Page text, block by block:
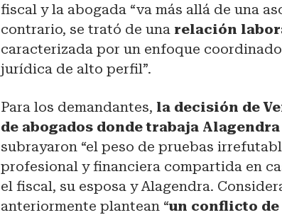
fiscal y la abogada “va más allá de una
contrario, se trató de una relación
caracterizada por un enfoque
jurídica de alto perfil”.
Para los demandantes, la decisión de
de abogados donde trabaja
subrayaron “el peso de pruebas
profesional y financiera compartida en
el fiscal, su esposa y Alagendra.
anteriormente plantean “un conflicto